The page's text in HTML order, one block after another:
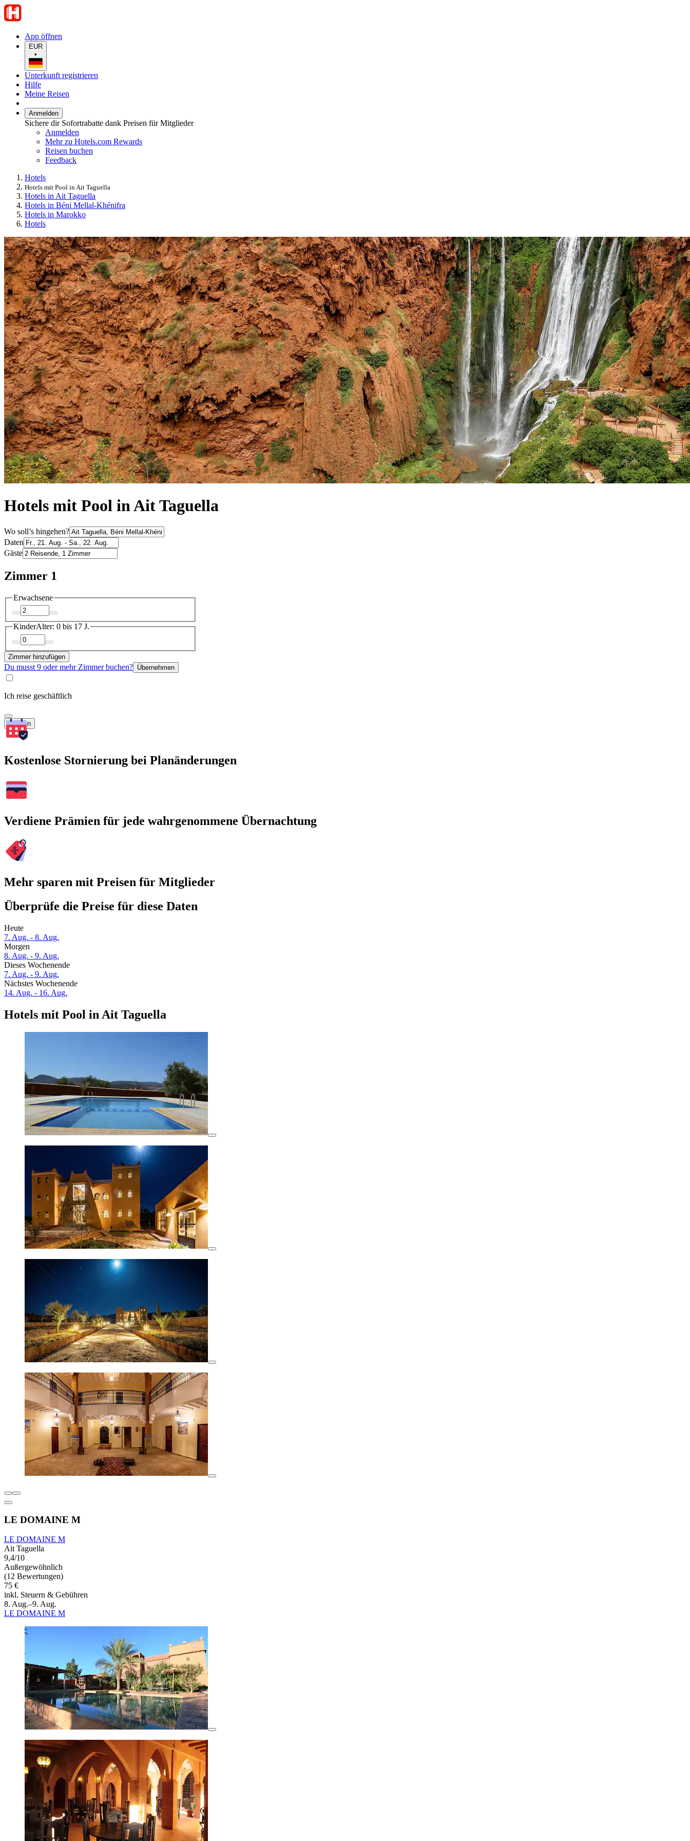
App öffnen
EUR
•
Unterkunft registrieren
Hilfe
Meine Reisen
Anmelden
Sichere dir Sofortrabatte dank Preisen für Mitglieder
Anmelden
Mehr zu Hotels.com Rewards
Reisen buchen
Feedback
Hotels
Hotels mit Pool in Ait Taguella
Hotels in Ait Taguella
Hotels in Béni Mellal-Khénifra
Hotels in Marokko
Hotels
Hotels mit Pool in Ait Taguella
Wo soll’s hingehen?
Daten
Gäste
Zimmer 1
Erwachsene
KinderAlter: 0 bis 17 J.
Zimmer hinzufügen
Du musst 9 oder mehr Zimmer buchen? Übernehmen
Ich reise geschäftlich
Suchen
Kostenlose Stornierung bei Planänderungen
Verdiene Prämien für jede wahrgenommene Übernachtung
Mehr sparen mit Preisen für Mitglieder
Überprüfe die Preise für diese Daten
Heute
7. Aug. - 8. Aug.
Morgen
8. Aug. - 9. Aug.
Dieses Wochenende
7. Aug. - 9. Aug.
Nächstes Wochenende
14. Aug. - 16. Aug.
Hotels mit Pool in Ait Taguella
LE DOMAINE M
LE DOMAINE M
Ait Taguella
9,4/10
Außergewöhnlich
(12 Bewertungen)
75 €
inkl. Steuern & Gebühren
8. Aug.–9. Aug.
LE DOMAINE M